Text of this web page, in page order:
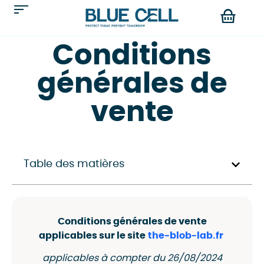
Conditions
générales de
vente
Table des matières
Conditions générales de vente
applicables sur le site the-blob-lab.fr
applicables à compter du 26/08/2024